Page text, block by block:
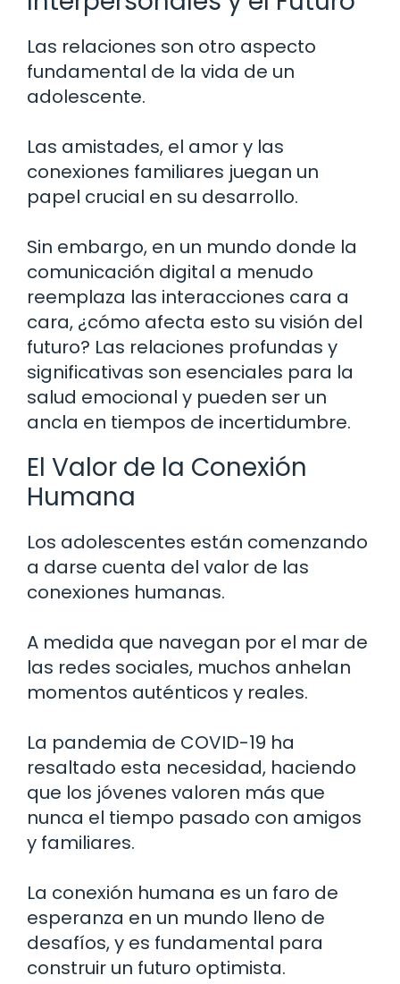
Las relaciones son otro aspecto
fundamental de la vida de un
adolescente.
Las amistades, el amor y las
conexiones familiares juegan un
papel crucial en su desarrollo.
Sin embargo, en un mundo donde la
comunicación digital a menudo
reemplaza las interacciones cara a
cara, ¿cómo afecta esto su visión del
futuro? Las relaciones profundas y
significativas son esenciales para la
salud emocional y pueden ser un
ancla en tiempos de incertidumbre.
El Valor de la Conexión
Humana
Los adolescentes están comenzando
a darse cuenta del valor de las
conexiones humanas.
A medida que navegan por el mar de
las redes sociales, muchos anhelan
momentos auténticos y reales.
La pandemia de COVID-19 ha
resaltado esta necesidad, haciendo
que los jóvenes valoren más que
nunca el tiempo pasado con amigos
y familiares.
La conexión humana es un faro de
esperanza en un mundo lleno de
desafíos, y es fundamental para
construir un futuro optimista.